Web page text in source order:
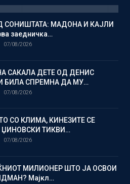
СОНИШТАТА: МАДОНА И КАЈЛИ
заедничка…
07/08/2026
САКАЛА ДЕТЕ ОД ДЕНИС
БИЛА СПРЕМНА ДА МУ…
07/08/2026
СО КЛИМА, КИНЕЗИТЕ СЕ
ЏИНОВСКИ ТИКВИ…
07/08/2026
МИЛИОНЕР ШТО ЈА ОСВОИ
Мајкл…